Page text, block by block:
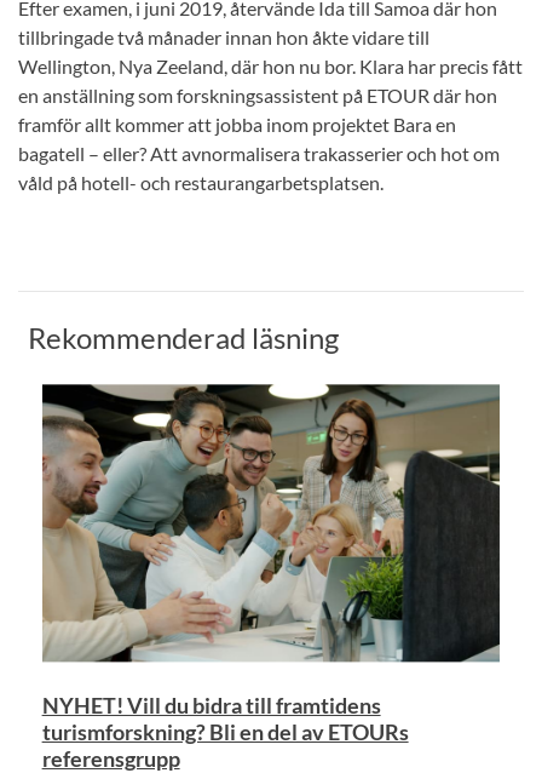
Efter examen, i juni 2019, återvände Ida till Samoa där hon
tillbringade två månader innan hon åkte vidare till
Wellington, Nya Zeeland, där hon nu bor. Klara har precis fått
en anställning som forskningsassistent på ETOUR där hon
framför allt kommer att jobba inom projektet Bara en
bagatell – eller? Att avnormalisera trakasserier och hot om
våld på hotell- och restaurangarbetsplatsen.
Rekommenderad läsning
NYHET! Vill du bidra till framtidens
turismforskning? Bli en del av ETOURs
referensgrupp